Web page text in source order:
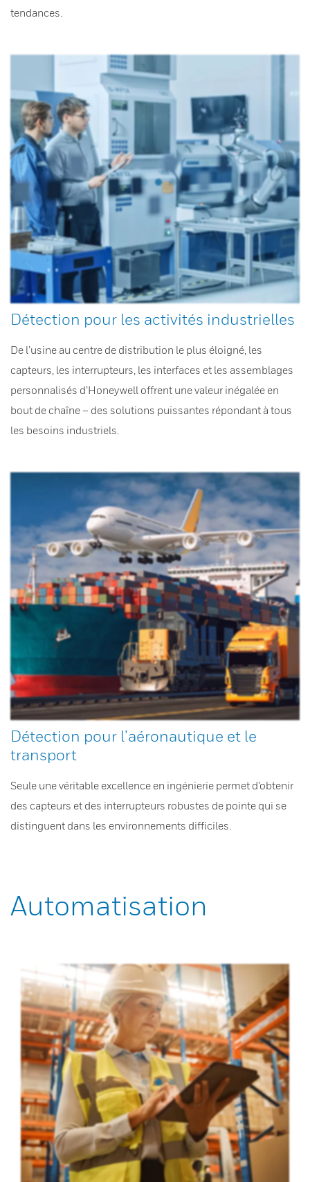
tendances.
Détection pour les activités industrielles
De l’usine au centre de distribution le plus éloigné, les
capteurs, les interrupteurs, les interfaces et les assemblages
personnalisés d’Honeywell offrent une valeur inégalée en
bout de chaîne – des solutions puissantes répondant à tous
les besoins industriels.
Détection pour l’aéronautique et le
transport
Seule une véritable excellence en ingénierie permet d’obtenir
des capteurs et des interrupteurs robustes de pointe qui se
distinguent dans les environnements difficiles.
Automatisation